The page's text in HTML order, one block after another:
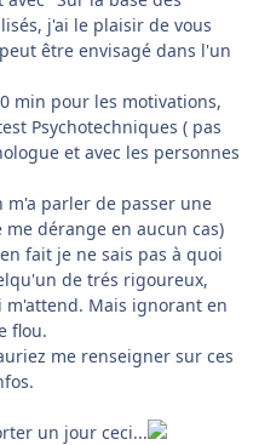
j'ai le plaisir de vous
être envisagé dans l'un
min pour les motivations,
Psychotechniques ( pas
et avec les personnes
m'a parler de passer une
dérange en aucun cas)
fait je ne sais pas à quoi
de trés rigoureux,
m'attend. Mais ignorant en
flou.
me renseigner sur ces
un jour ceci...